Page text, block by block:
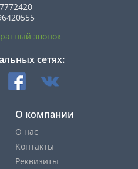
звонок
сетях:
О компании
О нас
Контакты
Реквизиты